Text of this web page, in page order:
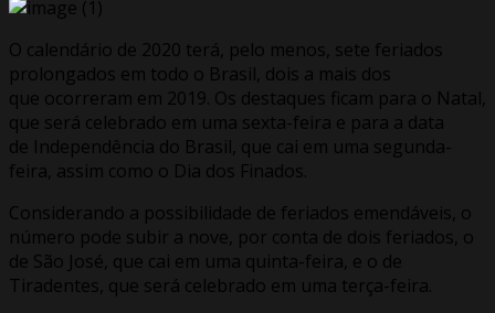
O calendário de 2020 terá, pelo menos, sete feriados
prolongados em todo o Brasil, dois a mais dos
que ocorreram em 2019. Os destaques ficam para o Natal,
que será celebrado em uma sexta-feira e para a data
de Independência do Brasil, que cai em uma segunda-
feira, assim como o Dia dos Finados.
Considerando a possibilidade de feriados emendáveis, o
número pode subir a nove, por conta de dois feriados, o
de São José, que cai em uma quinta-feira, e o de
Tiradentes, que será celebrado em uma terça-feira.